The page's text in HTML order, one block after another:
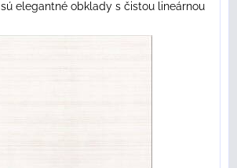
elegantné obklady s čistou lineárnou